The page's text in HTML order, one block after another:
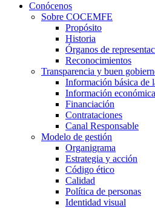
Conócenos
Sobre COCEMFE
Propósito
Historia
Órganos de
Reconocimientos
Transparencia y buen
Información básica de
Información económica
Financiación
Contrataciones
Canal Responsable
Modelo de gestión
Organigrama
Estrategia y acción
Código ético
Calidad
Política de personas
Identidad visual